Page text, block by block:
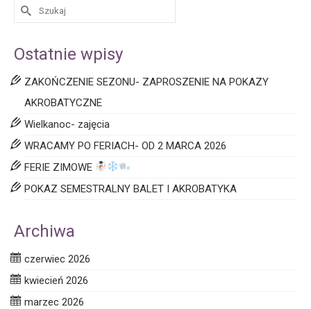
Ostatnie wpisy
ZAKOŃCZENIE SEZONU- ZAPROSZENIE NA POKAZY
AKROBATYCZNE
Wielkanoc- zajęcia
WRACAMY PO FERIACH- OD 2 MARCA 2026
FERIE ZIMOWE
POKAZ SEMESTRALNY BALET I AKROBATYKA
Archiwa
czerwiec 2026
kwiecień 2026
marzec 2026